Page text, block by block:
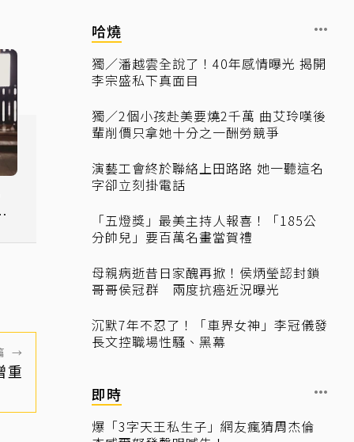
→
重
哈燒
獨／潘越雲全說了！40年感情曝光 揭開
李宗盛私下真面目
獨／2個小孩赴美要燒2千萬 曲艾玲嘆後
輩削價只拿她十分之一酬勞競爭
演藝工會終於聯絡上田路路 她一聽這名
字卻立刻掛電話
「五燈獎」最美主持人報喜！「185公
分帥兒」要百萬名畫當賀禮
母親病逝昔日家醜再掀！侯炳瑩認封鎖
哥哥侯冠群 兩度抗癌近況曝光
沉默7年不忍了！「車界女神」李冠儀發
長文控職場性騷、黑幕
即時
爆「3字天王私生子」網友瘋猜周杰倫